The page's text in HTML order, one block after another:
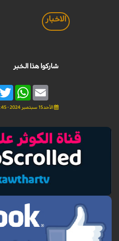
الاخبار
شاركوا هذا الخبر
Email
الأحد 15 سبتمبر 2024 - 14:45 بتوقيت غرينتش